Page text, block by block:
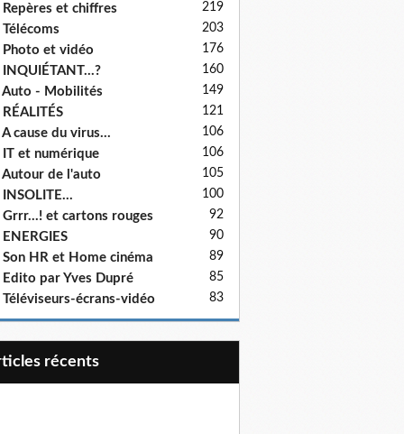
et chiffres 219
203
et vidéo 176
160
Auto - Mobilités 149
121
cause du virus... 106
et numérique 106
de l'auto 105
100
et cartons rouges 92
90
HR et Home cinéma 89
par Yves Dupré 85
écrans-vidéo 83
récents